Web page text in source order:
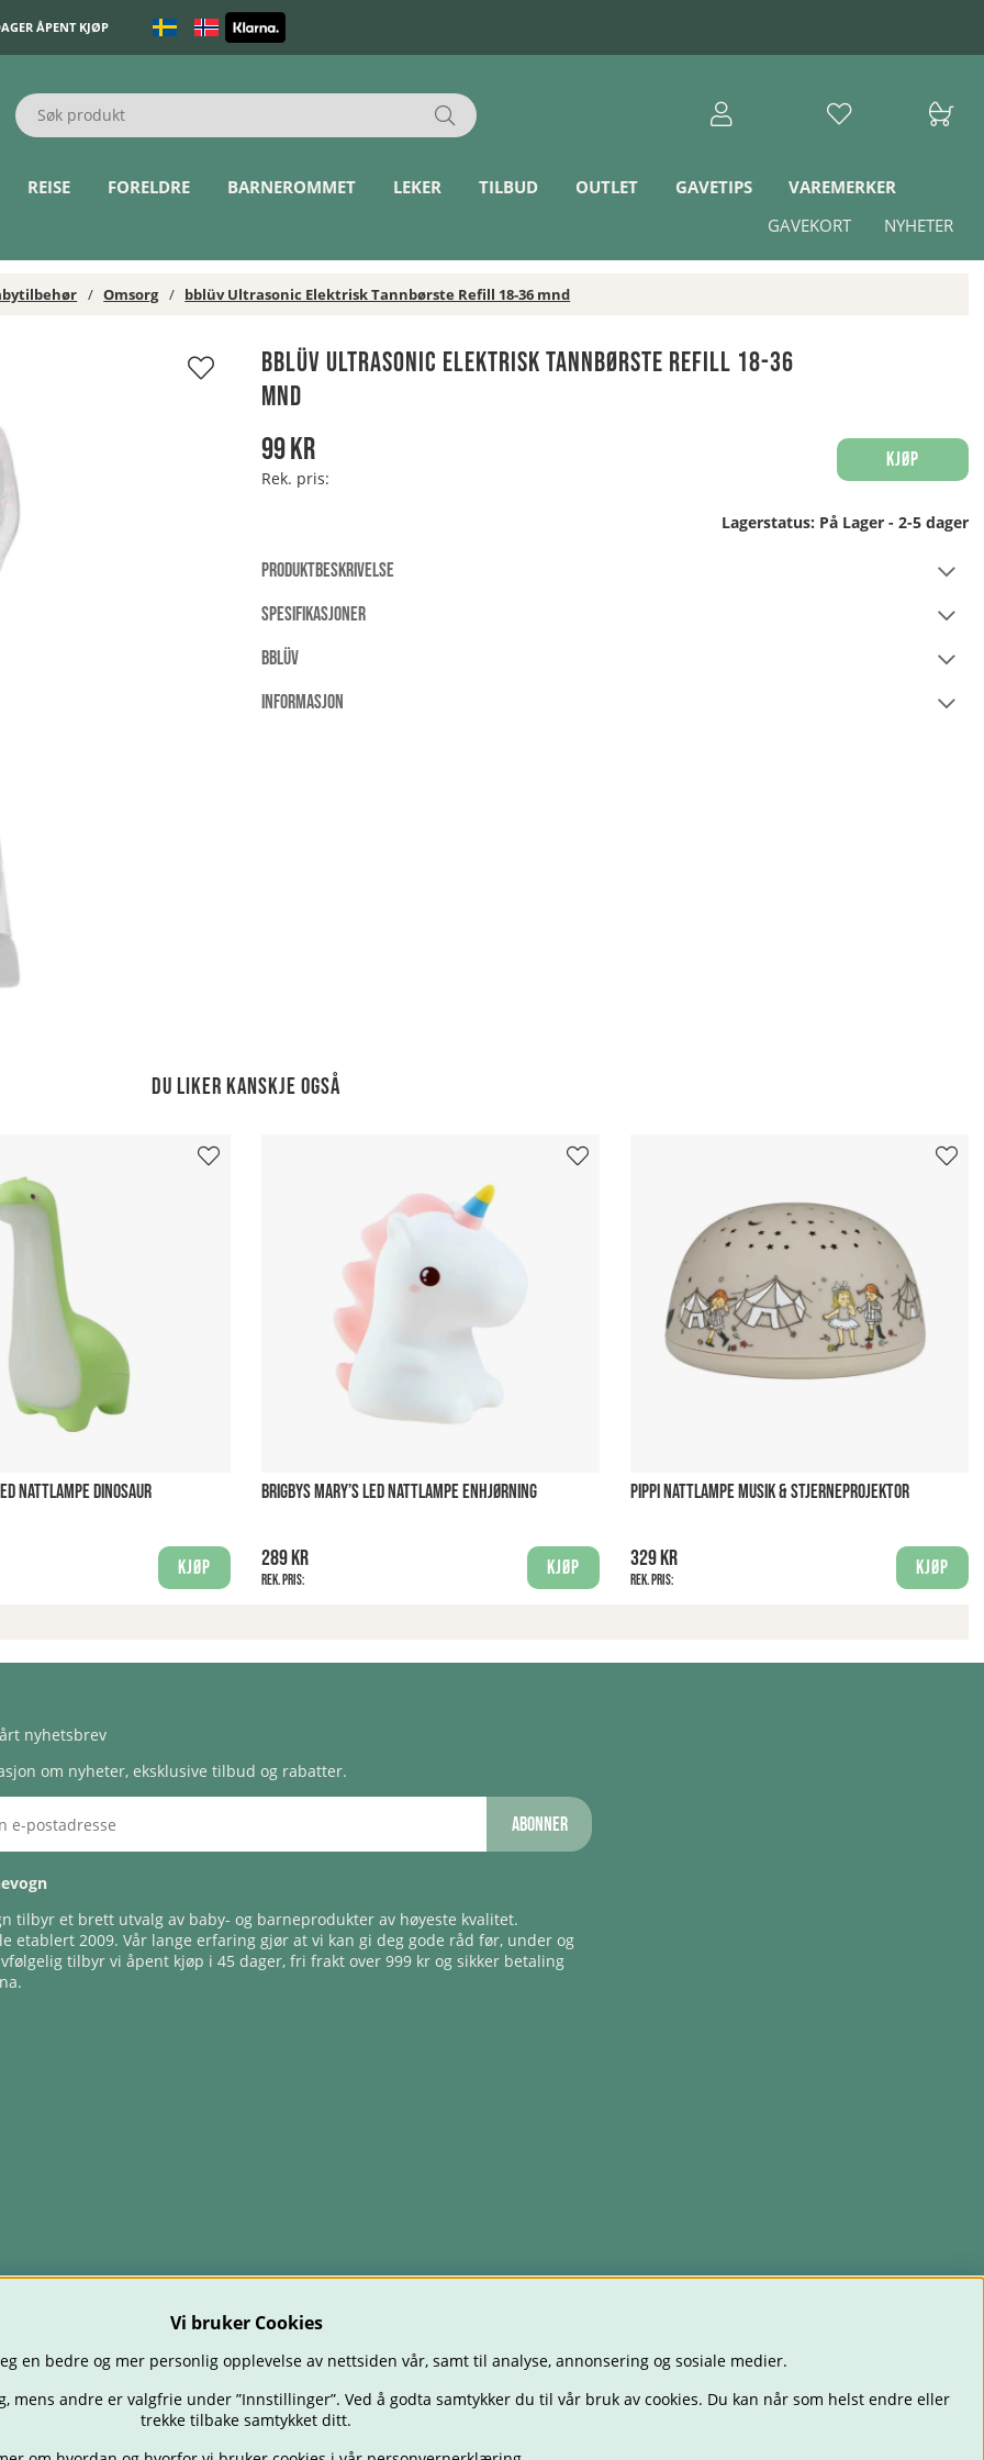
ÅPENT KJØP
REISE FORELDRE BARNEROMMET LEKER TILBUD OUTLET GAVETIPS
VAREMERKER
NYHETER
GAVEKORT
Omsorg bblüv Ultrasonic Elektrisk Tannbørste Refill 18-36 mnd
bblüv Ultrasonic Elektrisk Tannbørste Refill 18-36
mnd
99kr
Rek. pris:
Kjøp
Lagerstatus: På Lager - 2-5 dager
PRODUKTBESKRIVELSE
SPESIFIKASJONER
BBLÜV
INFORMASJON
Du liker kanskje også
NATTLAMPE DINOSAUR
Kjøp
BRIGBYS MARY’S LED NATTLAMPE ENHJØRNING
289 kr
Rek. pris:
Kjøp
PIPPI NATTLAMPE MUSIK & STJERNEPROJEKTOR
329 kr
Rek. pris:
Kjøp
nyhetsbrev
om nyheter, eksklusive tilbud og rabatter.
Abonner
tilbyr et brett utvalg av baby- og barneprodukter av høyeste kvalitet.
etablert 2009. Vår lange erfaring gjør at vi kan gi deg gode råd før, under og
tilbyr vi åpent kjøp i 45 dager, fri frakt over 999 kr og sikker betaling
Vi bruker Cookies
en bedre og mer personlig opplevelse av nettsiden vår, samt til analyse, annonsering og sosiale medier.
andre er valgfrie under ”Innstillinger”. Ved å godta samtykker du til vår bruk av cookies. Du kan når som helst endre eller
trekke tilbake samtykket ditt.